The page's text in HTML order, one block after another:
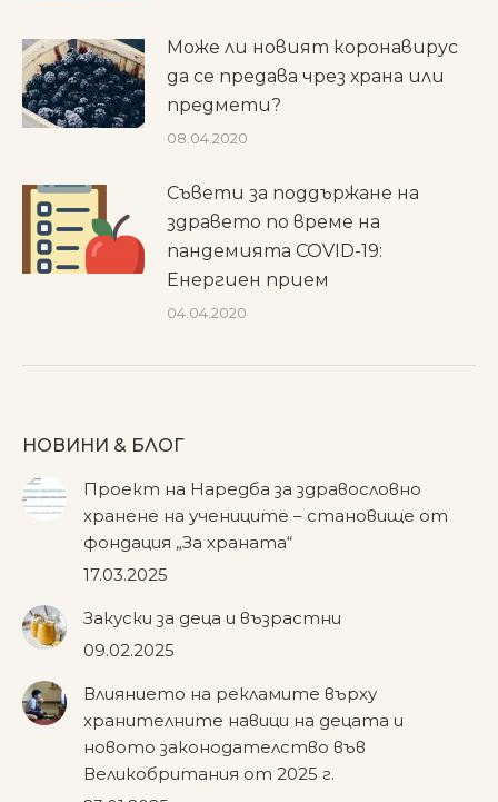
Може ли новият коронавирус
да се предава чрез храна или
предмети?
08.04.2020
Съвети за поддържане на
здравето по време на
пандемията COVID-19:
Енергиен прием
04.04.2020
НОВИНИ & БЛОГ
Проект на Наредба за здравословно
хранене на учениците – становище от
фондация „За храната“
17.03.2025
Закуски за деца и възрастни
09.02.2025
Влиянието на рекламите върху
хранителните навици на децата и
новото законодателство във
Великобритания от 2025 г.